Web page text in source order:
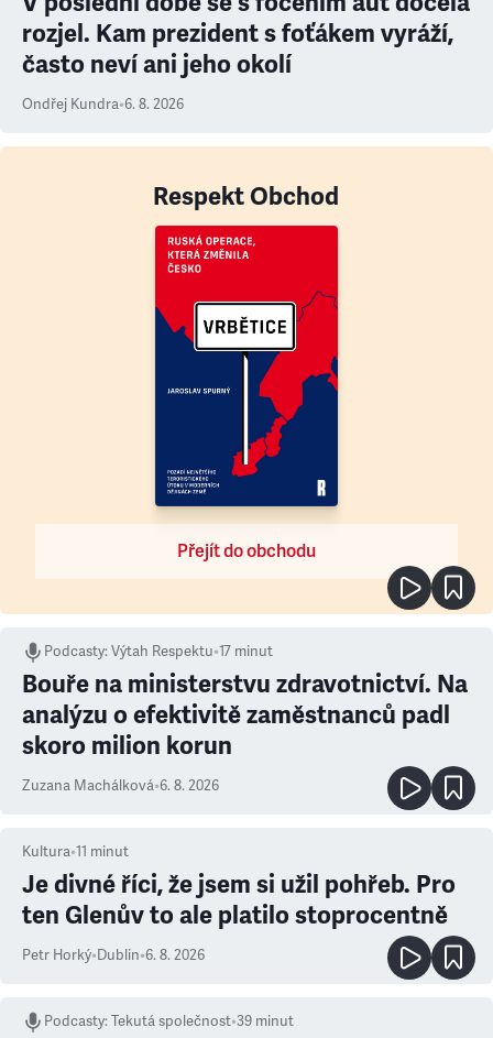
rozjel. Kam prezident s foťákem vyráží,
často neví ani jeho okolí
Ondřej Kundra•6. 8. 2026
Respekt Obchod
Přejít do obchodu
Podcasty:Výtah Respektu•17 minut
Bouře na ministerstvu zdravotnictví. Na
analýzu o efektivitě zaměstnanců padl
skoro milion korun
Zuzana Machálková•6. 8. 2026
Kultura•11 minut
Je divné říci, že jsem si užil pohřeb. Pro
ten Glenův to ale platilo stoprocentně
Petr Horký•Dublin•6. 8. 2026
Podcasty:Tekutá společnost•39 minut